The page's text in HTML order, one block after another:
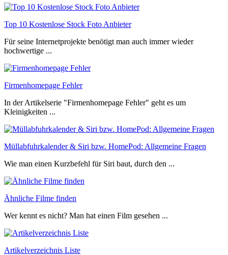
Top 10 Kostenlose Stock Foto Anbieter
Für seine Internetprojekte benötigt man auch immer wieder
hochwertige ...
Firmenhomepage Fehler
In der Artikelserie "Firmenhomepage Fehler" geht es um
Kleinigkeiten ...
Müllabfuhrkalender & Siri bzw. HomePod: Allgemeine Fragen
Wie man einen Kurzbefehl für Siri baut, durch den ...
Ähnliche Filme finden
Wer kennt es nicht? Man hat einen Film gesehen ...
Artikelverzeichnis Liste